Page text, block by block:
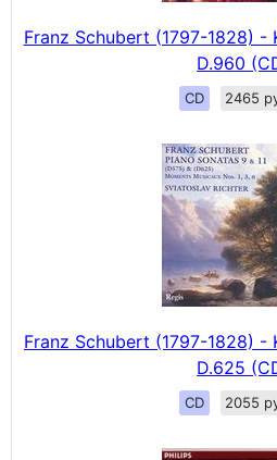
Franz Schubert (1797-1828) -
D.960
CD 2465
Franz Schubert (1797-1828) -
D.625
CD 2055